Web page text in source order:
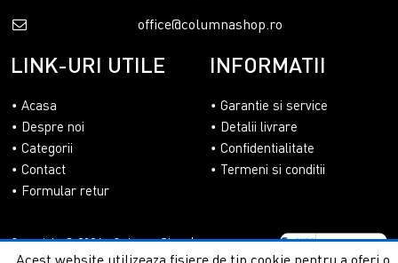
office@columnashop.ro
LINK-URI UTILE
Acasa
Despre noi
Categorii
Contact
Formular retur
INFORMATII
Garantie si service
Detalii livrare
Confidentialitate
Termeni si conditii
Copyright © 2026 - ColumnaShop |
Acest website utilizeaza fisiere de tip cookie pentru a oferi o